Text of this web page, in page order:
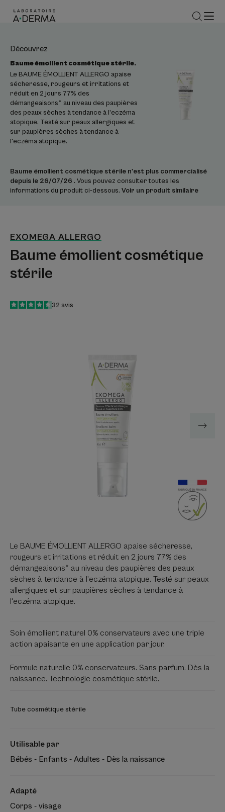
Baume émollient cosmétique stérile n'est plus commercialisé
depuis le 26/07/26 . Vous pouvez consulter toutes les
informations du produit ci-dessous. Voir un produit similaire
Découvrez
Baume émollient cosmétique stérile.
Le BAUME ÉMOLLIENT ALLERGO apaise
sécheresse, rougeurs et irritations et
réduit en 2 jours 77% des
démangeaisons* au niveau des paupières
des peaux sèches à tendance à l’eczéma
atopique. Testé sur peaux allergiques et
sur paupières sèches à tendance à
l'eczéma atopique.
EXOMEGA ALLERGO
Baume émollient cosmétique
stérile
4.5
/5
32 avis
Le BAUME ÉMOLLIENT ALLERGO apaise sécheresse,
rougeurs et irritations et réduit en 2 jours 77% des
démangeaisons* au niveau des paupières des peaux
sèches à tendance à l’eczéma atopique. Testé sur peaux
allergiques et sur paupières sèches à tendance à
l'eczéma atopique.
Soin émollient naturel 0% conservateurs avec une triple
action apaisante en une application par jour.
Formule naturelle 0% conservateurs. Sans parfum. Dès la
naissance. Technologie cosmétique stérile.
Tube cosmétique stérile
Utilisable par
Bébés - Enfants - Adultes - Dès la naissance
Adapté
Corps - visage